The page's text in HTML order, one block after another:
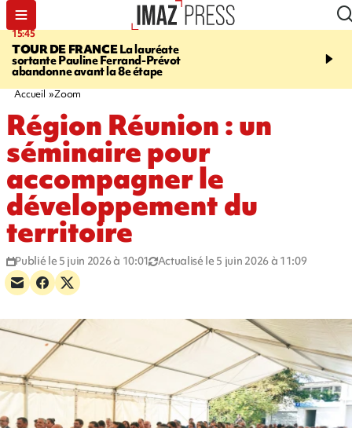
15:45
TOUR DE FRANCELa lauréate
sortante Pauline Ferrand-Prévot
abandonne avant la 8e étape
20:17
routière, concours de
Accueil Zoom
Région Réunion : un
séminaire pour
accompagner le
développement du
territoire
Publié le 5 juin 2026 à 10:01 Actualisé le 5 juin 2026 à 11:09